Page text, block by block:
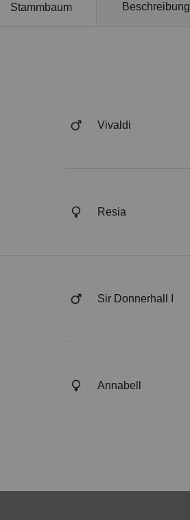
Stammbaum Beschreibung
Vivaldi
Resia
Sir Donnerhall I
Annabell